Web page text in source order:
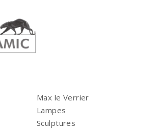
Max le Verrier
Lampes
Sculptures